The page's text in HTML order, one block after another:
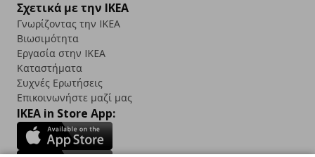
Σχετικά με την IKEA
Γνωρίζοντας την IKEA
Βιωσιμότητα
Εργασία στην IKEA
Καταστήματα
Συχνές Ερωτήσεις
Επικοινωνήστε μαζί μας
IKEA in Store App: